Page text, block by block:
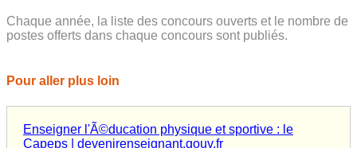
Chaque année, la liste des concours ouverts et le nombre de
postes offerts dans chaque concours sont publiés.
Pour aller plus loin
Enseigner l'Ã©ducation physique et sportive : le
Capeps | devenirenseignant.gouv.fr